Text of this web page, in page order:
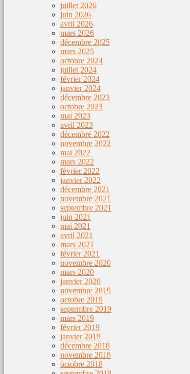
juillet 2026
juin 2026
avril 2026
mars 2026
décembre 2025
mars 2025
octobre 2024
juillet 2024
février 2024
janvier 2024
décembre 2023
octobre 2023
mai 2023
avril 2023
décembre 2022
novembre 2022
mai 2022
mars 2022
février 2022
janvier 2022
décembre 2021
novembre 2021
septembre 2021
juin 2021
mai 2021
avril 2021
mars 2021
février 2021
novembre 2020
mars 2020
janvier 2020
novembre 2019
octobre 2019
septembre 2019
mars 2019
février 2019
janvier 2019
décembre 2018
novembre 2018
octobre 2018